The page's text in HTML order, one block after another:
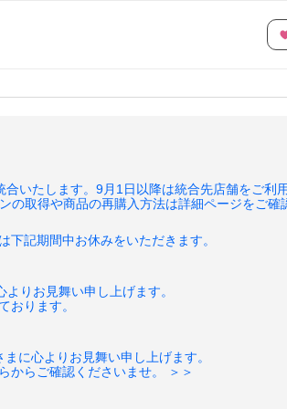
いたします。9月1日以降は統合先店舗をご利
の取得や商品の再購入方法は詳細ページをご確
記期間中お休みをいただきます。
りお見舞い申し上げます。
おります。
に心よりお見舞い申し上げます。
からご確認くださいませ。 ＞＞